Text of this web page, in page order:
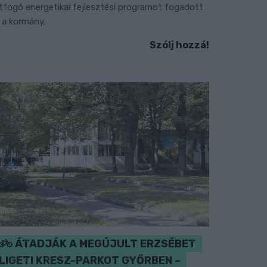
energetikai fejlesztési programot fogadott
a kormány.
Szólj hozzá!
ÁTADJÁK A MEGÚJULT ERZSÉBET
KRESZ-PARKOT GYŐRBEN –